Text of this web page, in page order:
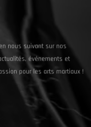
nous suivant sur nos
événements et
pour les arts martiaux !